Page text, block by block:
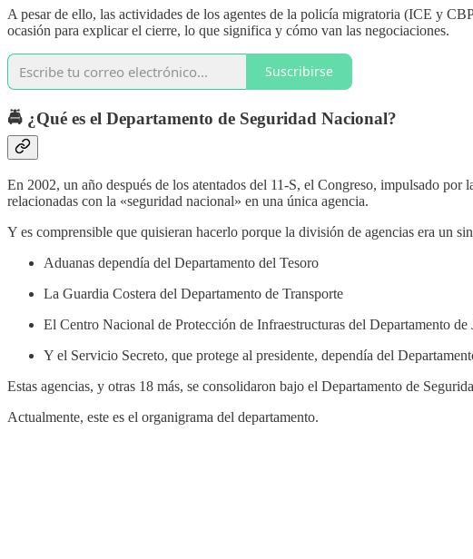
A pesar de ello, las actividades de los agentes de la policía migratoria (ICE y
ocasión para explicar el cierre, lo que significa y cómo van las negociaciones.
Suscribirse
🚔 ¿Qué es el Departamento de Seguridad Nacional?
En 2002, un año después de los atentados del 11-S, el Congreso, impulsado
relacionadas con la «seguridad nacional» en una única agencia.
Y es comprensible que quisieran hacerlo porque la división de agencias era un
Aduanas dependía del Departamento del Tesoro
La Guardia Costera del Departamento de Transporte
El Centro Nacional de Protección de Infraestructuras del Departamento de
Y el Servicio Secreto, que protege al presidente, dependía del
Estas agencias, y otras 18 más, se consolidaron bajo el Departamento de
Actualmente, este es el organigrama del departamento.